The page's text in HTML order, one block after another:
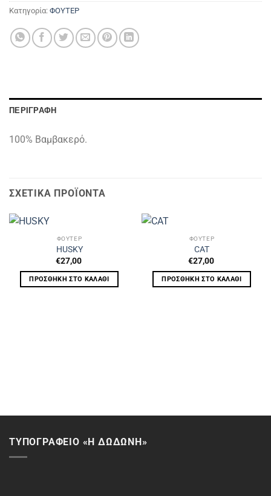
Κατηγορία: ΦΟΥΤΕΡ
ΠΕΡΙΓΡΑΦΉ
100% Βαμβακερό.
ΣΧΕΤΙΚΆ ΠΡΟΪΌΝΤΑ
ΦΟΥΤΕΡ
HUSKY
€27,00
ΠΡΟΣΘΉΚΗ ΣΤΟ ΚΑΛΆΘΙ
ΦΟΥΤΕΡ
CAT
€27,00
ΠΡΟΣΘΉΚΗ ΣΤΟ ΚΑΛΆΘΙ
ΤΥΠΟΓΡΑΦΕΙΟ «Η ΔΩΔΩΝΗ»